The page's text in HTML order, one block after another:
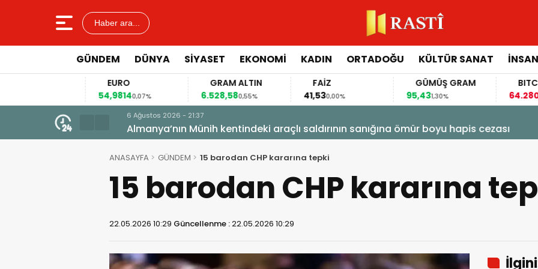
Haber ara...
GÜNDEM DÜNYA SİYASET EKONOMİ KADIN ORTADOĞU KÜLTÜR SANAT
0,07%
GRAM ALTIN
6.528,580,55% 0,00%
GÜMÜŞ GRAM
1,30%
64.280,00-
6 Ağustos 2026 - 21:37
Almanya’nın Münih kentindeki araçlı saldırının sanığına ömür boyu hapis cezası
ANASAYFA GÜNDEM 15 barodan CHP kararına tepki
15 barodan CHP kararına
22.05.2026 10:29 Güncellenme :22.05.2026 10:29